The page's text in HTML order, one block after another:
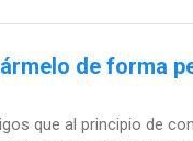
de forma
que al principio de